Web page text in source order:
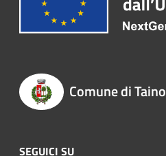
Comune di Taino
SEGUICI SU